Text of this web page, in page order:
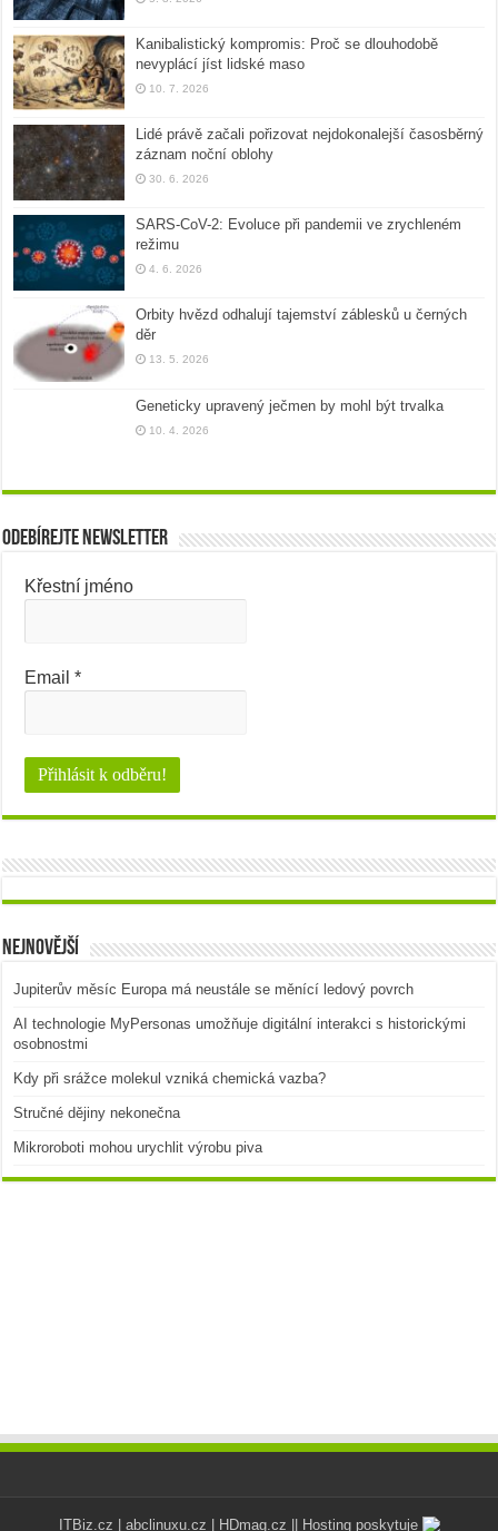
Kanibalistický kompromis: Proč se dlouhodobě
nevyplácí jíst lidské maso
10. 7. 2026
Lidé právě začali pořizovat nejdokonalejší časosběrný
záznam noční oblohy
30. 6. 2026
SARS-CoV-2: Evoluce při pandemii ve zrychleném
režimu
4. 6. 2026
Orbity hvězd odhalují tajemství záblesků u černých
děr
13. 5. 2026
Geneticky upravený ječmen by mohl být trvalka
10. 4. 2026
Odebírejte newsletter
Křestní jméno
Email*
Nejnovější
Jupiterův měsíc Europa má neustále se měnící ledový povrch
AI technologie MyPersonas umožňuje digitální interakci s historickými
osobnostmi
Kdy při srážce molekul vzniká chemická vazba?
Stručné dějiny nekonečna
Mikroroboti mohou urychlit výrobu piva
ITBiz.cz abclinuxu.cz HDmag.cz || Hosting poskytuje